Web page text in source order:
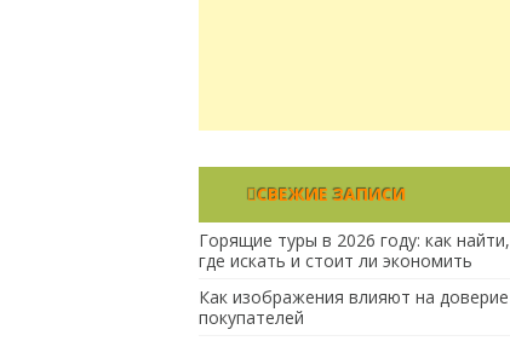
СВЕЖИЕ ЗАПИСИ
Горящие туры в 2026 году: как найти,
где искать и стоит ли экономить
Как изображения влияют на доверие
покупателей